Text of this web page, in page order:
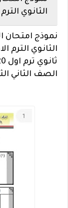
الثانوي الترم
نموذج امتحان
الصف الثاني